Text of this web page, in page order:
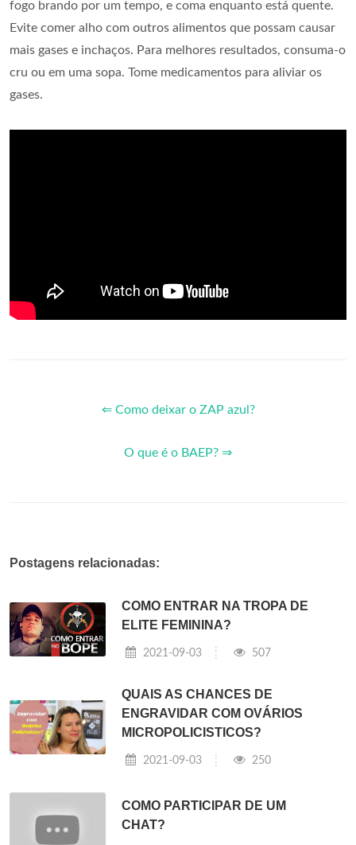
fogo brando por um tempo, e coma enquanto está quente.
Evite comer alho com outros alimentos que possam causar
mais gases e inchaços. Para melhores resultados, consuma-o
cru ou em uma sopa. Tome medicamentos para aliviar os
gases.
⇐ Como deixar o ZAP azul?
O que é o BAEP? ⇒
Postagens relacionadas:
COMO ENTRAR NA TROPA DE
ELITE FEMININA?
2021-09-03 507
QUAIS AS CHANCES DE
ENGRAVIDAR COM OVÁRIOS
MICROPOLICISTICOS?
2021-09-03 250
COMO PARTICIPAR DE UM
CHAT?